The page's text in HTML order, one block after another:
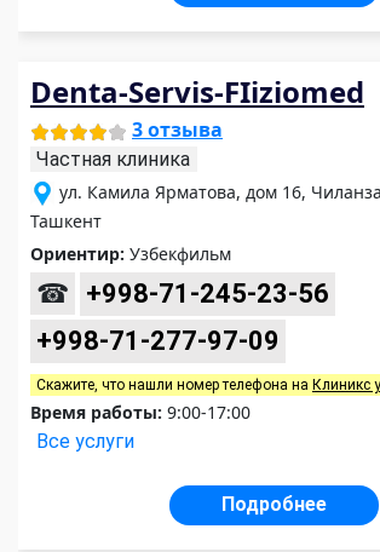
Denta-Servis-FIiziomed
3 отзыва
Частная клиника
ул. Камила Ярматова, дом 16,
Ташкент
Ориентир: Узбекфильм
☎
+998-71-245-23-56
+998-71-277-97-09
Скажите, что нашли номер телефона на Клиникс
Время работы: 9:00-17:00
Все услуги
Подробнее